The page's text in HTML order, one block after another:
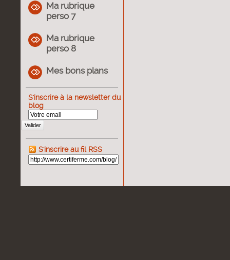
Ma rubrique
perso 7
Ma rubrique
perso 8
Mes bons plans
S'inscrire à la newsletter du
blog
Valider
S'inscrire au fil RSS